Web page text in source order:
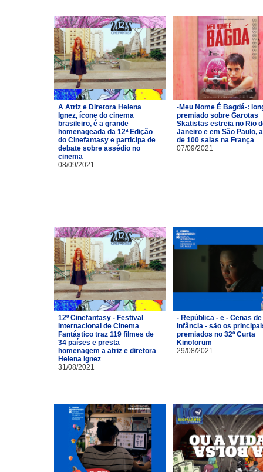
A Atriz e Diretora Helena
Ignez, ícone do cinema
brasileiro, é a grande
homenageada da 12ª Edição
do Cinefantasy e participa de
debate sobre assédio no
cinema
08/09/2021
-Meu Nome É Bagdá-:
premiado sobre Garotas
Skatistas estreia no Rio
Janeiro e em São Paulo,
de 100 salas na França
07/09/2021
12º Cinefantasy - Festival
Internacional de Cinema
Fantástico traz 119 filmes de
34 países e presta
homenagem a atriz e diretora
Helena Ignez
31/08/2021
- República - e - Cenas de
Infância - são os
premiados no 32º Curta
Kinoforum
29/08/2021